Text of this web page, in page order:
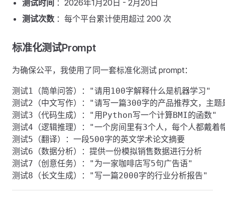
测试时间 ：2026年1月20日 - 2月20日
测试次数 ：每个平台累计使用超过 200 次
标准化测试Prompt ​
为确保公平，我使用了同一套标准化测试 prompt：
测试1（简单问答）："请用100字解释什么是机器学习"
测试2（中文写作）："请写一篇300字的产品推荐文，主
测试3（代码生成）："用Python写一个计算BMI的函数"
测试4（逻辑推理）："一个房间里有3个人，每个人都戴
测试5（翻译）：一段500字的英文学术论文摘要
测试6（数据分析）：提供一份模拟销售数据进行分析
测试7（创意任务）："为一家咖啡店写5句广告语"